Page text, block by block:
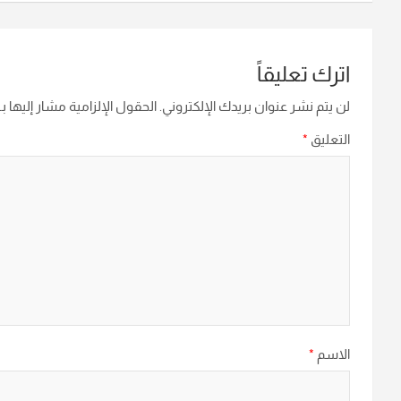
اترك تعليقاً
لن يتم نشر عنوان بريدك الإلكتروني. الحقول الإلزامية مشار إليها
التعليق *
الاسم *